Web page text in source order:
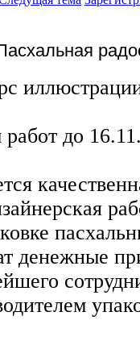
до
денежные